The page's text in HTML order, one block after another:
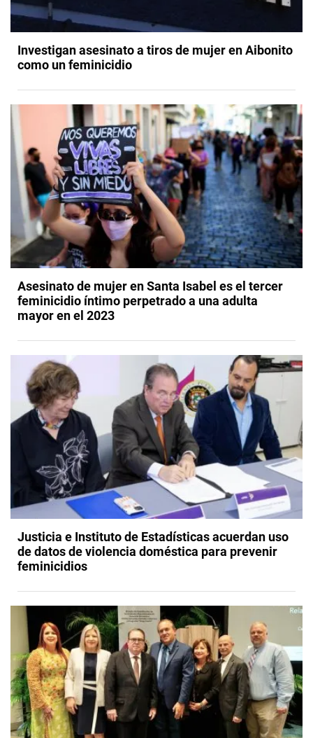
Investigan asesinato a tiros de mujer en Aibonito
como un feminicidio
Asesinato de mujer en Santa Isabel es el tercer
feminicidio íntimo perpetrado a una adulta
mayor en el 2023
Justicia e Instituto de Estadísticas acuerdan uso
de datos de violencia doméstica para prevenir
feminicidios